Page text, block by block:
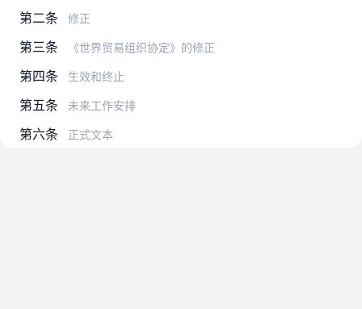
第二条 修正
第三条 《世界贸易组织协定》的修正
第四条 生效和终止
第五条 未来工作安排
第六条 正式文本